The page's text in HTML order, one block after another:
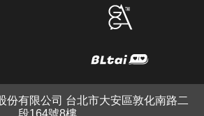
份有限公司 台北市大安區敦化南路二
段164號8樓